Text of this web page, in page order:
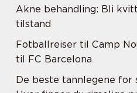
Akne behandling: Bli
tilstand
Fotballreiser til Camp
til FC Barcelona
De beste tannlegene for